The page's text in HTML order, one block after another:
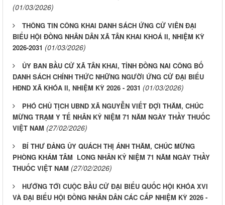
(01/03/2026)
THÔNG TIN CÔNG KHAI DANH SÁCH ỨNG CỬ VIÊN ĐẠI
BIỂU HỘI ĐỒNG NHÂN DÂN XÃ TÂN KHAI KHOÁ II, NHIỆM KỲ
2026-2031 (01/03/2026)
ỦY BAN BẦU CỬ XÃ TÂN KHAI, TỈNH ĐỒNG NAI CÔNG BỐ
DANH SÁCH CHÍNH THỨC NHỮNG NGƯỜI ỨNG CỬ ĐẠI BIỂU
HĐND XÃ KHÓA II, NHIỆM KỲ 2026 - 2031 (01/03/2026)
PHÓ CHỦ TỊCH UBND XÃ NGUYỄN VIẾT ĐỢI THĂM, CHÚC
MỪNG TRẠM Y TẾ NHÂN KỶ NIỆM 71 NĂM NGÀY THẦY THUỐC
VIỆT NAM (27/02/2026)
BÍ THƯ ĐẢNG ỦY QUÁCH THỊ ÁNH THĂM, CHÚC MỪNG
PHÒNG KHÁM TÂM LONG NHÂN KỶ NIỆM 71 NĂM NGÀY THẦY
THUỐC VIỆT NAM (27/02/2026)
HƯỚNG TỚI CUỘC BẦU CỬ ĐẠI BIỂU QUỐC HỘI KHÓA XVI
VÀ ĐẠI BIỂU HỘI ĐỒNG NHÂN DÂN CÁC CẤP NHIỆM KỲ 2026 -